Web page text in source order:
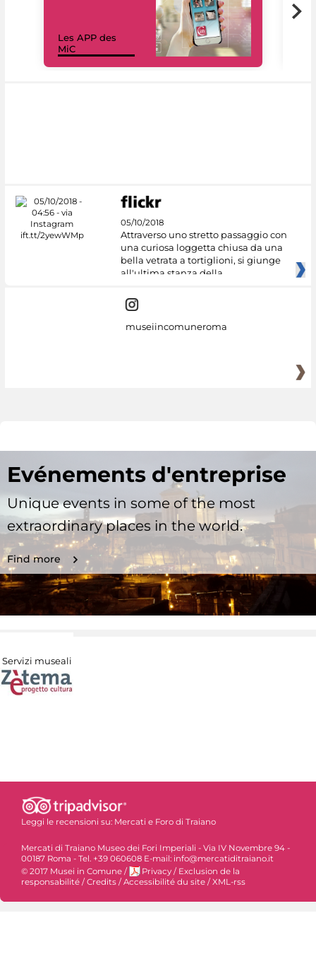
Les APP des
MiC
05/10/2018
Attraverso uno stretto passaggio con
una curiosa loggetta chiusa da una
bella vetrata a tortiglioni, si giunge
all'ultima stanza della
museiincomuneroma
Evénements d'entreprise
Unique events in some of the most
extraordinary places in the world.
Find more
Servizi museali
Leggi le recensioni su: Mercati e Foro di Traiano
Mercati di Traiano Museo dei Fori Imperiali - Via IV Novembre 94 -
00187 Roma - Tel. +39 060608 E-mail: info@mercatiditraiano.it
© 2017 Musei in Comune / Privacy / Exclusion de la
responsabilité / Credits / Accessibilité du site / XML-rss